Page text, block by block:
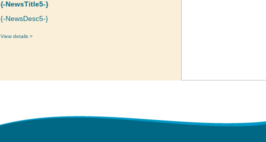
{-NewsTitle5-}
{-NewsDesc5-}
View details >